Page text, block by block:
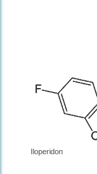
Iloperidon